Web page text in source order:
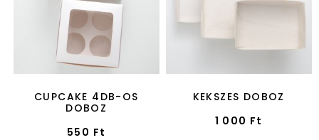
CUPCAKE 4DB-OS
DOBOZ
550 Ft
KEKSZES DOBOZ
1 000 Ft